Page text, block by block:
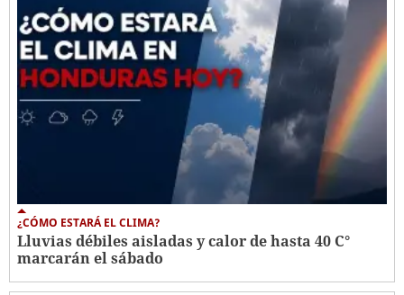
¿CÓMO ESTARÁ EL CLIMA?
Lluvias débiles aisladas y calor de hasta 40 C°
marcarán el sábado